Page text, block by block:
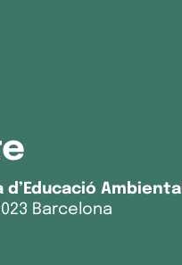
Ambiental
Barcelona